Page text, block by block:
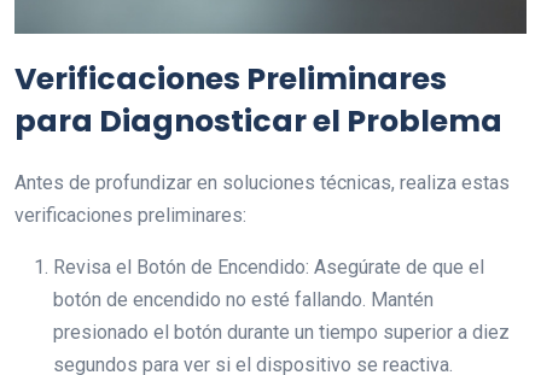
Verificaciones Preliminares
para Diagnosticar el Problema
Antes de profundizar en soluciones técnicas, realiza estas
verificaciones preliminares:
Revisa el Botón de Encendido: Asegúrate de que el
botón de encendido no esté fallando. Mantén
presionado el botón durante un tiempo superior a diez
segundos para ver si el dispositivo se reactiva.